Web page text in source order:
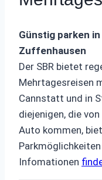
Günstig parken
Zuffenhausen
Der SBR bietet
Mehrtagesreisen
Cannstatt und in
diejenigen, die
Auto kommen,
Parkmöglichkeiten
Infomationen